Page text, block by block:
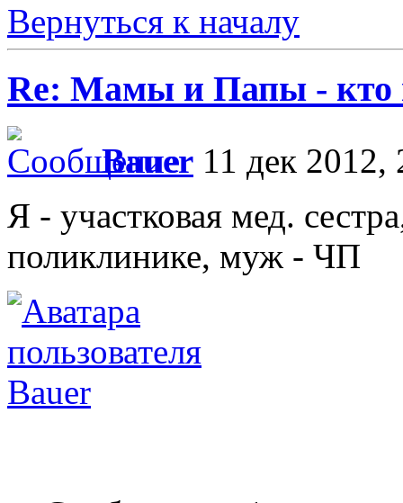
Вернуться к началу
Re: Мамы и Папы - кто
Bauer 11 дек 2012,
Я - участковая мед.
поликлинике, муж - ЧП
Bauer